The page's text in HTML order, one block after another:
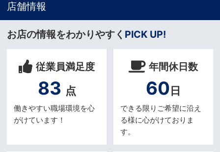
店舗情報
お店の情報をわかりやすく PICK UP!
従業員満足度
83 点
働きやすい職場環境を心
がけています！
年間休日数
60日
できる限りご希望に沿え
る様に心がけておりま
す。